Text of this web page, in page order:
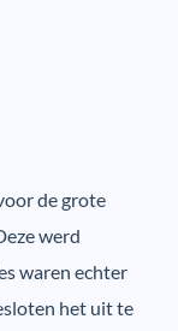
de grote
werd
waren echter
het uit te